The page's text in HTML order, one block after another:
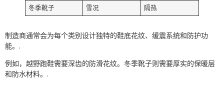
冬季靴子 雪况 隔热
制造商通常会为每个类别设计独特的鞋底花纹、缓震系统和防护功
能。.
例如，越野跑鞋需要深齿的防滑花纹。冬季靴子则需要厚实的保暖层
和防水材料。.